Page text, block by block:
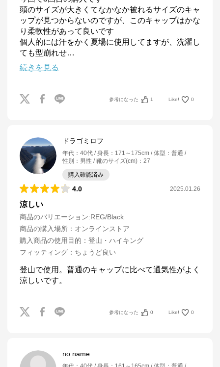
頭のサイズが大きくてなかなか被れるサイズのキャ
ップが見つからないのですが、このキャップはかな
り柔軟性があって良いです
個人的には汗をかく夏場に使用してますが、洗濯し
ても型崩れせ…
続きを見る
参考になった 1 Like! 0
ドラゴミロフ
年代 ： 40代 身長 ： 171～175cm 体型 ： 普通
性別 ： 男性 靴のサイズ(cm) ： 27
購入確認済み
4.0 2025.01.26
涼しい
商品のバリエーション:REG/Black
商品の購入場所 ： オンラインストア
購入商品の使用目的 ： 登山・ハイキング
フィッティング ： ちょうど良い
登山で使用。普通のキャップに比べて通気性がよく
涼しいです。
参考になった 0 Like! 0
no name